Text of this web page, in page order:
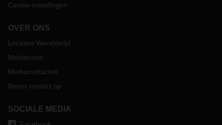
Cookie-instellingen
OVER ONS
Locaties Wereldwijd
Mediaroom
Mediacontacten
Neem contact op
SOCIALE MEDIA